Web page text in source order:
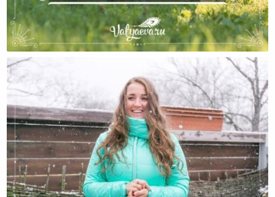
Как Полезно И Интересно Провести Время С
Ребенком